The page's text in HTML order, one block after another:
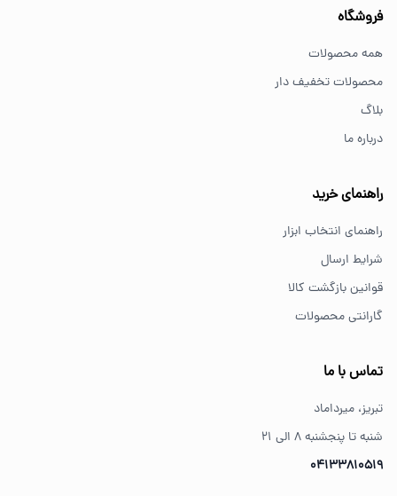
برای کارهای خانگی معمولاً ابزارهای سبک مانند دریل شارژی،
از کجا ابزار اصل بخریم؟
فروشگاه
همه محصولات
محصولات تخفیف دار
بلاگ
درباره ما
راهنمای خرید
راهنمای انتخاب ابزار
شرایط ارسال
قوانین بازگشت کالا
گارانتی محصولات
تماس با ما
تبریز، میرداماد
شنبه تا پنجشنبه ۸ الی ۲۱
04133810519